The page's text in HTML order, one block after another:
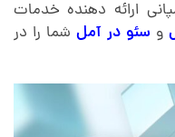
ارائه دهنده خدمات
و سئو در آمل شما را در